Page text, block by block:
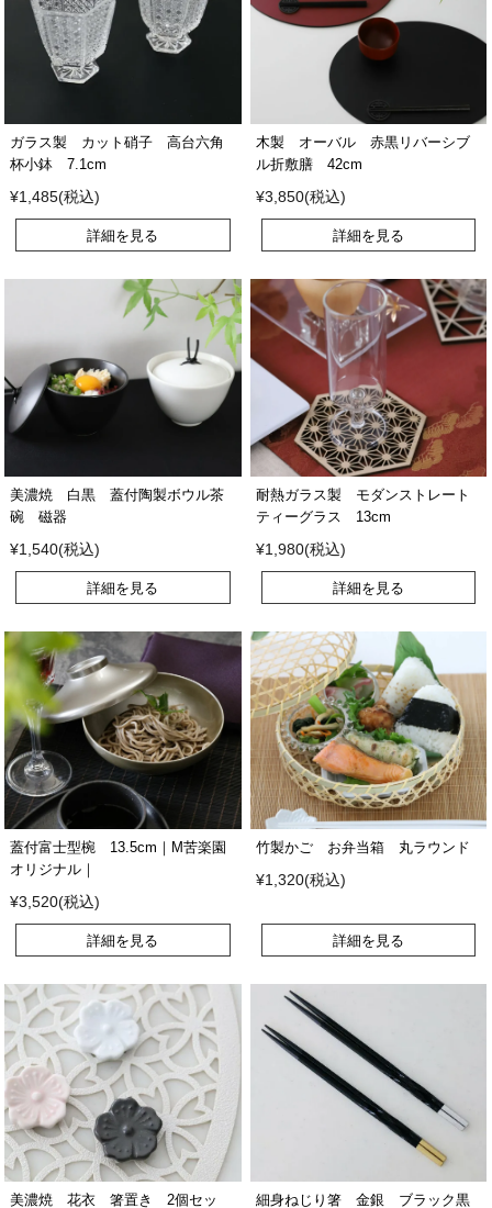
ガラス製 カット硝子 高台六角
杯小鉢 7.1cm
¥1,485(税込)
詳細を見る
木製 オーバル 赤黒リバーシブ
ル折敷膳 42cm
¥3,850(税込)
詳細を見る
美濃焼 白黒 蓋付陶製ボウル茶
碗 磁器
¥1,540(税込)
詳細を見る
耐熱ガラス製 モダンストレート
ティーグラス 13cm
¥1,980(税込)
詳細を見る
蓋付富士型椀 13.5cm｜M苦楽園
オリジナル｜
¥3,520(税込)
詳細を見る
竹製かご お弁当箱 丸ラウンド
¥1,320(税込)
詳細を見る
美濃焼 花衣 箸置き 2個セッ 細身ねじり箸 金銀 ブラック黒